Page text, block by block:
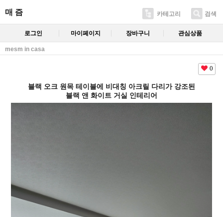
매 즘 카테고리 검색
로그인 마이페이지 장바구니 관심상품
mesm in casa
0
블랙 오크 원목 테이블에 비대칭 아크릴 다리가 강조된
블랙 앤 화이트 거실 인테리어